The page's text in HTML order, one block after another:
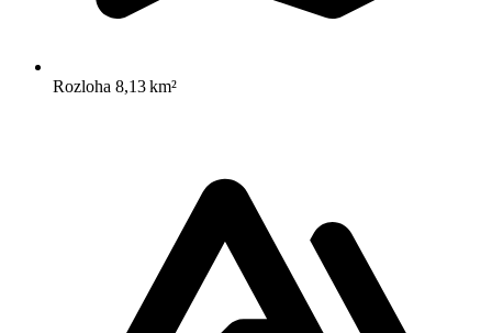
Rozloha 8,13 km²